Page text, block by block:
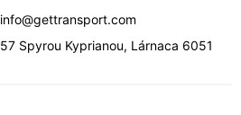
info@gettransport.com
57 Spyrou Kyprianou, Lárnaca 6051